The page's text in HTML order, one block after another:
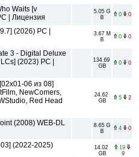
Waits [v
| Лицензия
5.05 G
B
0 0
(2026) PC |
3.67 M
B
0 0
3 - Digital Deluxe
(2023) PC |
134.69
GB
0 0
06 из 08]
NewComers,
Red Head
24.62
GB
5 2
(2008) WEB-DL
8.65 G
B
4 0
(2022-2025)
14.02
GB
19
9